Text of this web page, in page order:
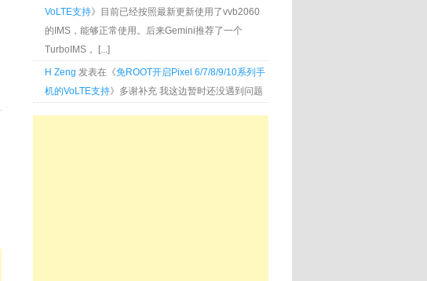
VoLTE支持》目前已经按照最新更新使用了vvb2060
的IMS，能够正常使用。后来Gemini推荐了一个
TurboIMS， [...]
H Zeng 发表在《免ROOT开启Pixel 6/7/8/9/10系列手
机的VoLTE支持》多谢补充 我这边暂时还没遇到问题